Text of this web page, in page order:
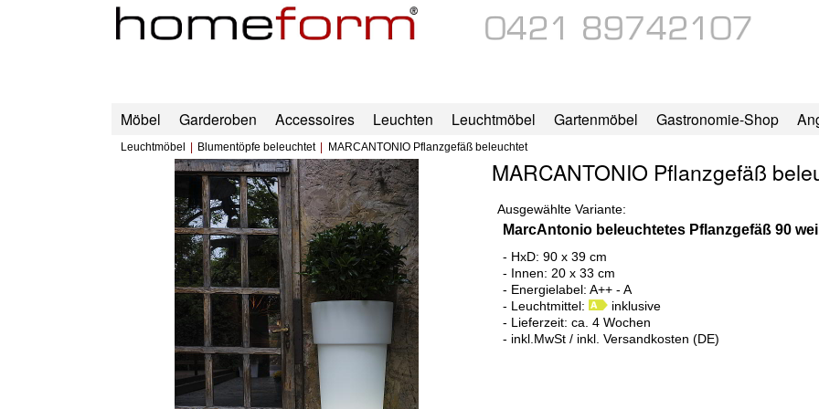
Möbel Garderoben Accessoires Leuchten Leuchtmöbel Gartenmöbel Gastronomie-Shop
Leuchtmöbel Blumentöpfe beleuchtet MARCANTONIO Pflanzgefäß beleuchtet
MARCANTONIO Pflanzgefäß
Ausgewählte Variante:
MarcAntonio beleuchtetes Pflanzgefäß 90
- HxD: 90 x 39 cm
- Innen: 20 x 33 cm
- Energielabel: A++ - A
- Leuchtmittel:
inklusive
- Lieferzeit: ca. 4 Wochen
- inkl.MwSt / inkl. Versandkosten (DE)